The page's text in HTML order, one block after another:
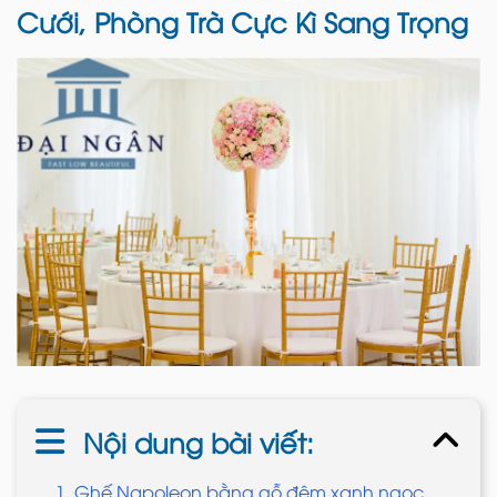
Cưới, Phòng Trà Cực Kì Sang Trọng
Nội dung bài viết:
1. Ghế Napoleon bằng gỗ đệm xanh ngọc